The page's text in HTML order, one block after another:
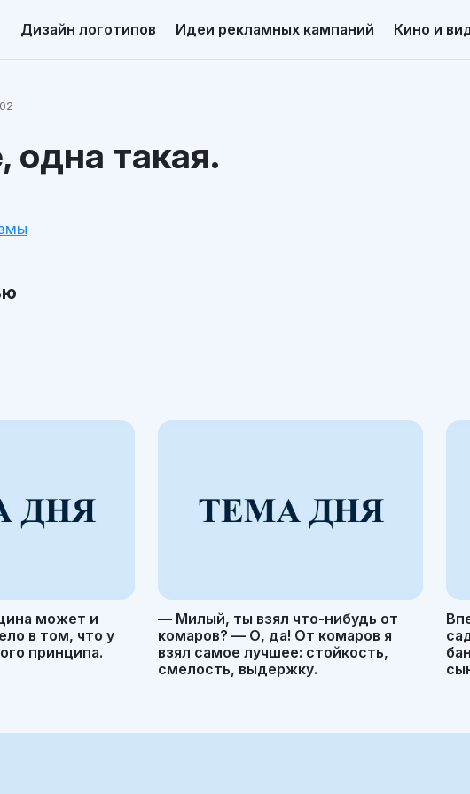
Дизайн логотипов Идеи рекламных кампаний Кино и
одна такая.
может и
в том, что у
принципа.
— Милый, ты взял что-нибудь от
комаров? — О, да! От комаров я
взял самое лучшее: стойкость,
смелость, выдержку.